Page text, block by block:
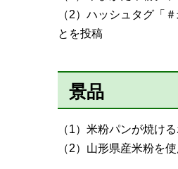
（2）ハッシュタグ「
とを投稿
景品
（1）米粉パンが焼け
（2）山形県産米粉を